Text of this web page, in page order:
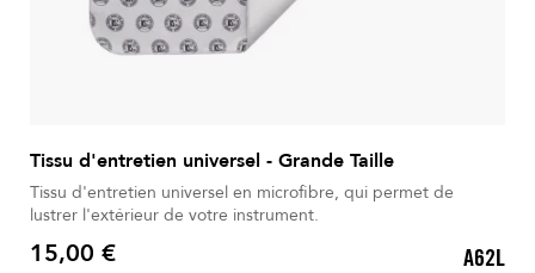
Tissu d'entretien universel - Grande Taille
Tissu d'entretien universel en microfibre, qui permet de
lustrer l'extérieur de votre instrument.
Prix
15,00 € A62L